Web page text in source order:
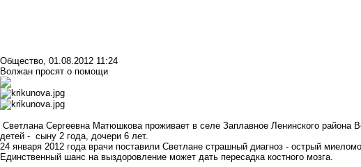
Общество, 01.08.2012 11:24
Волжан просят о помощи
Светлана Сергеевна Матюшкова проживает в селе Заплавное Ленинского района
детей - сыну 2 года, дочери 6 лет.
24 января 2012 года врачи поставили Светлане страшный диагноз - острый
Единственный шанс на выздоровление может дать пересадка костного мозга.